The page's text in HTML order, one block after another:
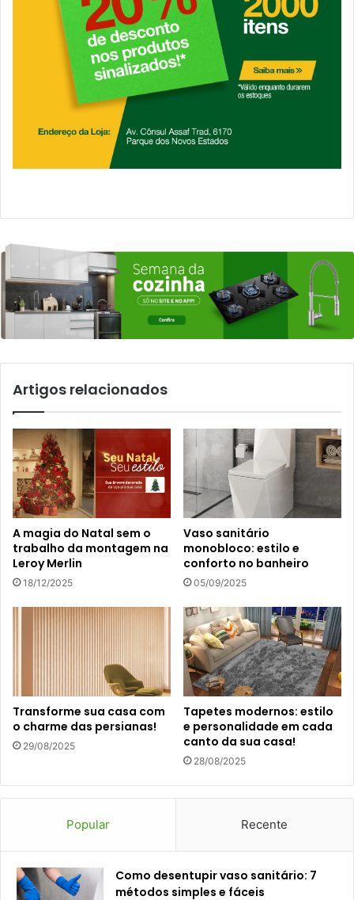
Artigos relacionados
A magia do Natal sem o
trabalho da montagem na
Leroy Merlin
18/12/2025
Vaso sanitário
monobloco: estilo e
conforto no banheiro
05/09/2025
Transforme sua casa com
o charme das persianas!
29/08/2025
Tapetes modernos: estilo
e personalidade em cada
canto da sua casa!
28/08/2025
Popular Recente
Como desentupir vaso sanitário: 7
métodos simples e fáceis